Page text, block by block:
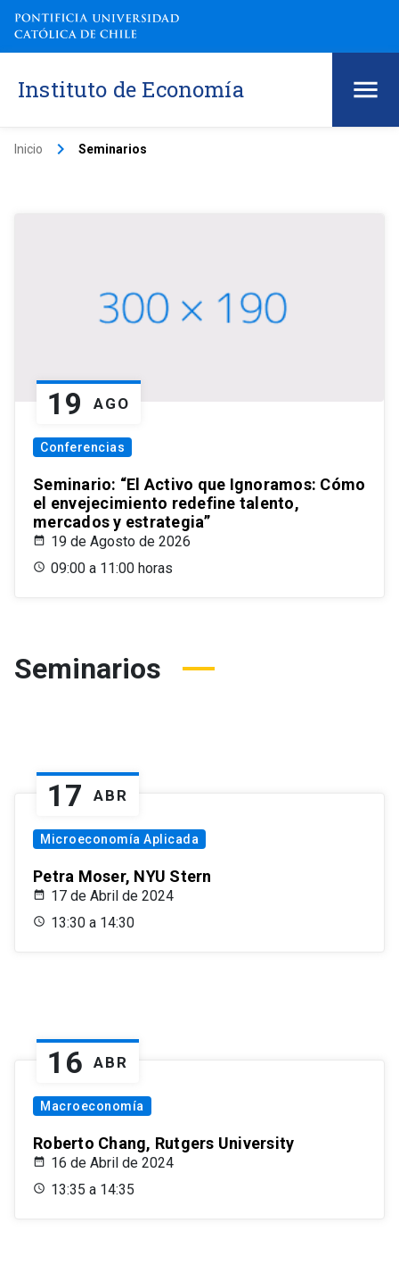
Instituto de Economía
Inicio keyboard_arrow_right Seminarios
19 AGO
Conferencias
Seminario: “El Activo que Ignoramos: Cómo
el envejecimiento redefine talento,
mercados y estrategia”
19 de Agosto de 2026
09:00 a 11:00 horas
Seminarios
17 ABR
Microeconomía Aplicada
Petra Moser, NYU Stern
17 de Abril de 2024
13:30 a 14:30
16 ABR
Macroeconomía
Roberto Chang, Rutgers University
16 de Abril de 2024
13:35 a 14:35